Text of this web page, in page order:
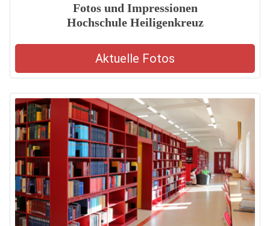
Fotos und Impressionen
Hochschule Heiligenkreuz
Aktuelle Fotos